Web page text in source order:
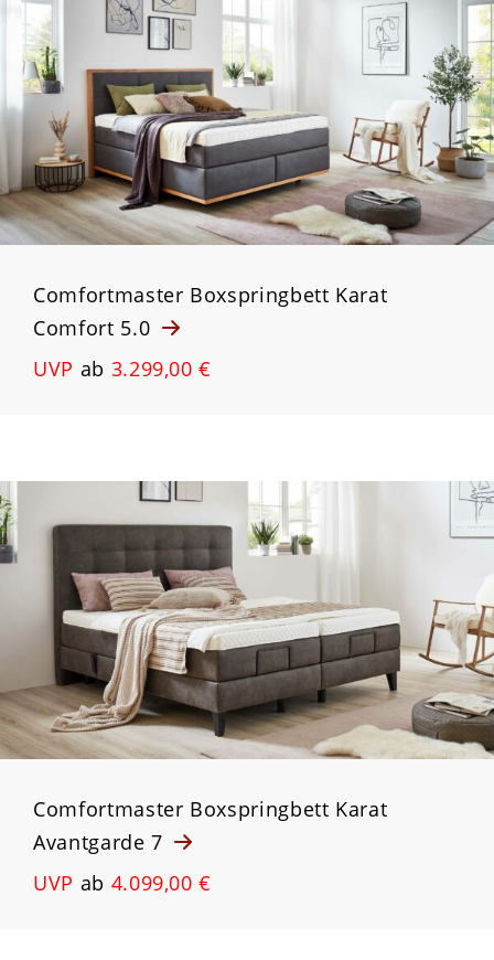
Comfortmaster Boxspringbett Karat
Comfort 5.0
UVP ab 3.299,00 €
Comfortmaster Boxspringbett Karat
Avantgarde 7
UVP ab 4.099,00 €